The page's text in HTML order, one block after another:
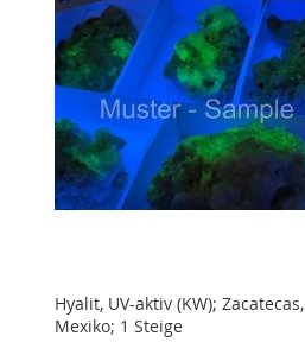
Hyalit, UV-aktiv (KW); Zacatecas,
Mexiko; 1 Steige